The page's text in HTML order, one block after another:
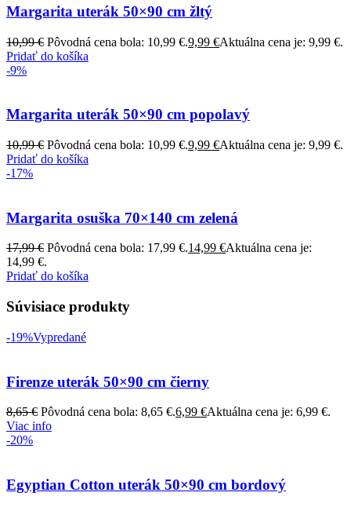
Margarita uterák 50×90 cm žltý
10,99€ Pôvodná cena bola: 10,99 €.9,99 €Aktuálna cena je: 9,99 €.
Pridať do košíka
-9%
Margarita uterák 50×90 cm popolavý
10,99€ Pôvodná cena bola: 10,99 €.9,99 €Aktuálna cena je: 9,99 €.
Pridať do košíka
-17%
Margarita osuška 70×140 cm zelená
17,99€ Pôvodná cena bola: 17,99 €.14,99 €Aktuálna cena je:
14,99 €.
Pridať do košíka
Súvisiace produkty
-19%Vypredané
Firenze uterák 50×90 cm čierny
8,65€ Pôvodná cena bola: 8,65 €.6,99 €Aktuálna cena je: 6,99 €.
Viac info
-20%
Egyptian Cotton uterák 50×90 cm bordový